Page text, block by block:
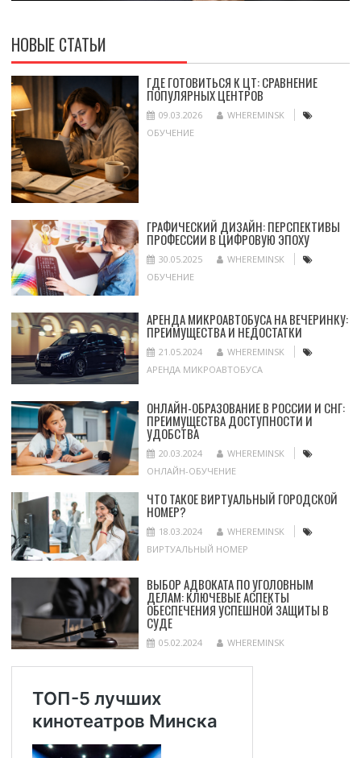
НОВЫЕ СТАТЬИ
ГДЕ ГОТОВИТЬСЯ К ЦТ: СРАВНЕНИЕ
ПОПУЛЯРНЫХ ЦЕНТРОВ
09.03.2026
WHEREMINSK
ОБУЧЕНИЕ
ГРАФИЧЕСКИЙ ДИЗАЙН: ПЕРСПЕКТИВЫ
ПРОФЕССИИ В ЦИФРОВУЮ ЭПОХУ
30.05.2025
WHEREMINSK
ОБУЧЕНИЕ
АРЕНДА МИКРОАВТОБУСА НА ВЕЧЕРИНКУ:
ПРЕИМУЩЕСТВА И НЕДОСТАТКИ
21.05.2024
WHEREMINSK
АРЕНДА МИКРОАВТОБУСА
ОНЛАЙН-ОБРАЗОВАНИЕ В РОССИИ И СНГ:
ПРЕИМУЩЕСТВА ДОСТУПНОСТИ И
УДОБСТВА
20.03.2024
WHEREMINSK
ОНЛАЙН-ОБУЧЕНИЕ
ЧТО ТАКОЕ ВИРТУАЛЬНЫЙ ГОРОДСКОЙ
НОМЕР?
18.03.2024
WHEREMINSK
ВИРТУАЛЬНЫЙ НОМЕР
ВЫБОР АДВОКАТА ПО УГОЛОВНЫМ
ДЕЛАМ: КЛЮЧЕВЫЕ АСПЕКТЫ
ОБЕСПЕЧЕНИЯ УСПЕШНОЙ ЗАЩИТЫ В
СУДЕ
05.02.2024 WHEREMINSK